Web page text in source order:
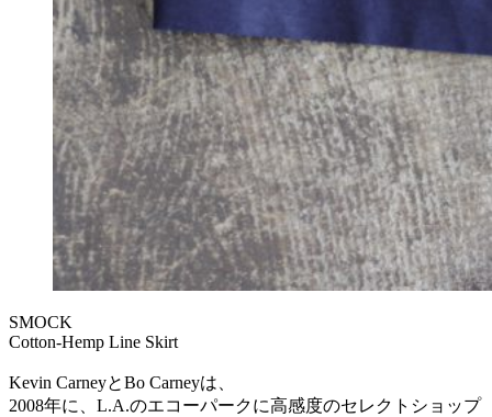
SMOCK
Cotton-Hemp Line Skirt
Kevin CarneyとBo Carneyは、
2008年に、L.A.のエコーパークに高感度のセレクトショップ